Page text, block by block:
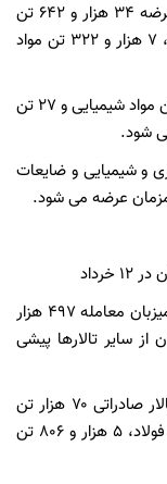
تالار پتروشیمی و فرآورده های نفتی نیز میزبان عرضه ۳۴ هزار و ۶۴۲ تن
محصول شامل ۱۳ هزار و ۶۴۵ تن مواد شیمیایی، ۷ هزار و ۳۲۲ تن مواد
۲ هزار و ۴۰۴ تن محصول شامل ۲ هزار و ۳۷۷ تن مواد شیمیایی و ۲۷ تن
شود.
مواد پلیمری و شیمیایی و ضایعات
بورس کالای ایران در روز سه‌شنبه ۱۲ خرداد ماه میزبان معامله ۴۹۷ هزار
از سایر تالارها پیشی
به گزارش روابط عمومی بورس کالای ایران، در تالار صادراتی ۷۰ هزار تن
سنگ آهن، ۲۰ هزار و ۹۰ تن سیمان، ۶ هزار تن فولاد، ۵ هزار و ۸۰۶ تن